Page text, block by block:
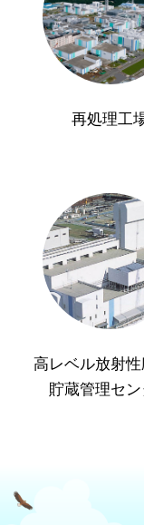
再処理工
高レベル放射
貯蔵管理セ